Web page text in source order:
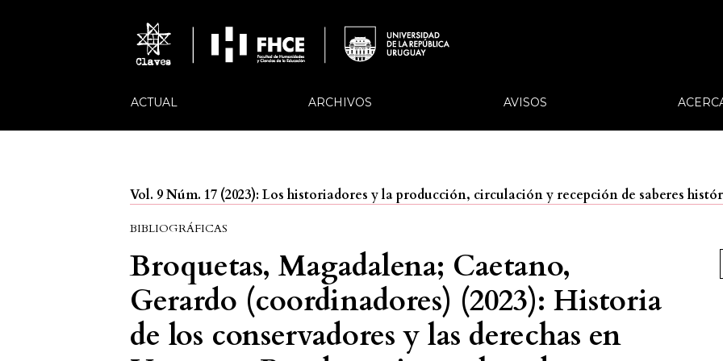
ACTUAL ARCHIVOS AVISOS
Vol. 9 Núm. 17 (2023): Los historiadores y la producción, circulación y recepción de saberes
BIBLIOGRÁFICAS
Broquetas, Magadalena; Caetano,
Gerardo (coordinadores) (2023): Historia
de los conservadores y las derechas en